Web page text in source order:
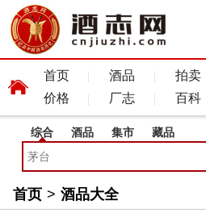
首页 酒品 拍卖
价格
厂志 百科
综合 酒品 集市 藏品
首页 > 酒品大全